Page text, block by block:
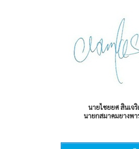
นายไชยยศ สินเจ
นายกสมาคมยางพา